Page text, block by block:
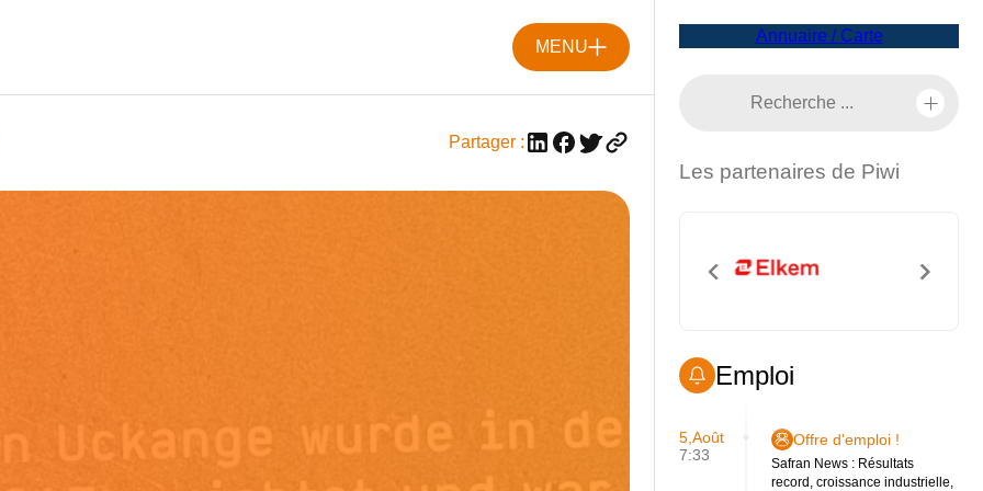
MENU
Partager :
Annuaire / Carte
Les partenaires de Piwi
Emploi
5,Août
7:33
Offre d'emploi !
Safran News : Résultats
record, croissance industrielle,